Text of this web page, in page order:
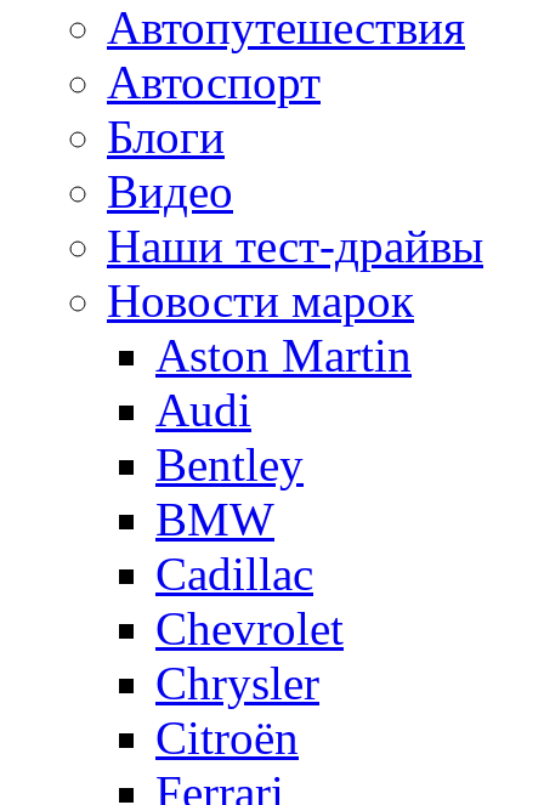
Автопутешествия
Автоспорт
Блоги
Видео
Наши тест-драйвы
Новости марок
Aston Martin
Audi
Bentley
BMW
Cadillac
Chevrolet
Chrysler
Citroën
Ferrari